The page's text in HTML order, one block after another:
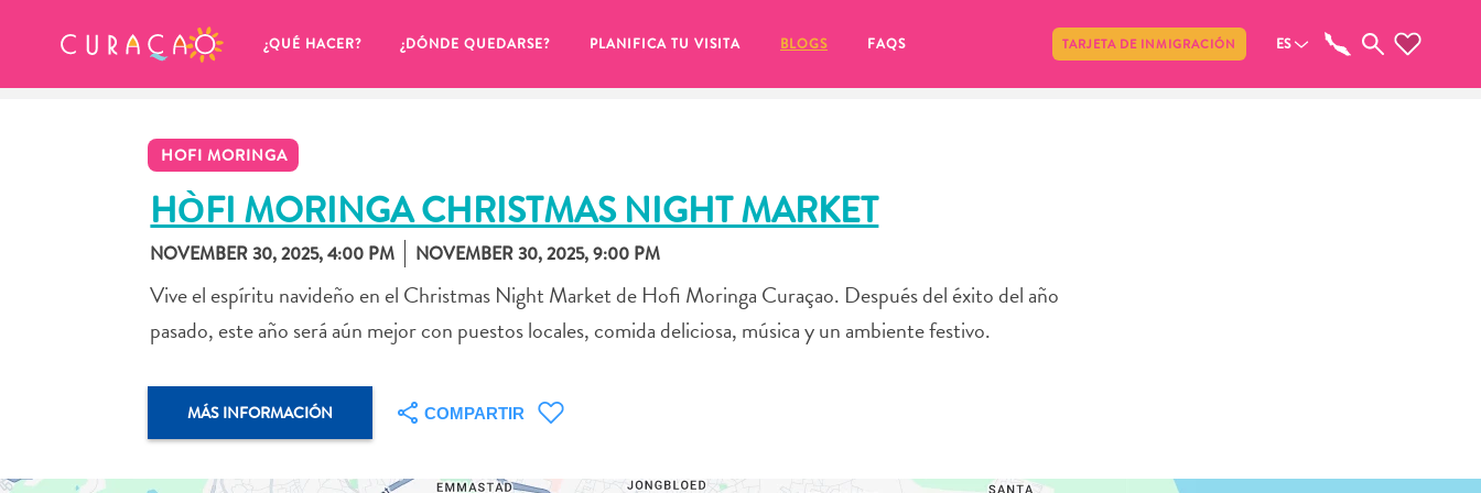
¿QUÉ HACER? ¿DÓNDE QUEDARSE? PLANIFICA TU VISITA BLOGS FAQS TARJETA DE INMIGRACIÓN ES
HOFI MORINGA
HÒFI MORINGA CHRISTMAS NIGHT MARKET
NOVEMBER 30, 2025, 4:00 PM NOVEMBER 30, 2025, 9:00 PM
Vive el espíritu navideño en el Christmas Night Market de Hofi Moringa Curaçao. Después del éxito del año
pasado, este año será aún mejor con puestos locales, comida deliciosa, música y un ambiente festivo.
MÁS INFORMACIÓN COMPARTIR
MIS FAVORITOS Compartir
ningún lugar favorito aún.
Cuando quiera guardar algo para más tarde, asegúrese de hacer clic en el